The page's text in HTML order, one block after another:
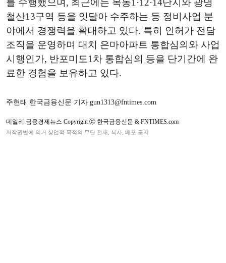
를 수행했으며, 최근에는 목동1·12·14단지와 광명
철산13구역 등을 잇달아 수주하는 등 정비사업 분
야에서 경쟁력을 확대하고 있다. 특히 인허가 전담
조직을 운영하며 대치 은마아파트 통합심의와 사업
시행인가, 반포미도1차 통합심의 등을 단기간에 완
료한 경험을 보유하고 있다.
주현태 한국금융신문 기자 gun1313@fntimes.com
데일리 금융경제뉴스 Copyright ⓒ 한국금융신문 & FNTIMES.com
저작권법에 의거 상업적 목적의 무단 전재, 복사, 배포 금지